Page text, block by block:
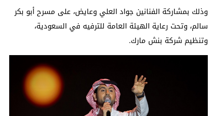
وذلك بمشاركة الفنانين جواد العلي وعايض، على مسرح أبو بكر
سالم، وتحت رعاية الهيئة العامة للترفيه في السعودية،
وتنظيم شركة بنش مارك.